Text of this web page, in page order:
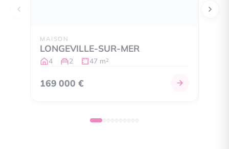
MAISON
LONGEVILLE-SUR-MER
4 2 47 m2
169 000 €